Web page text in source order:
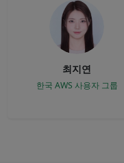
최지연
한국 AWS 사용자 그룹